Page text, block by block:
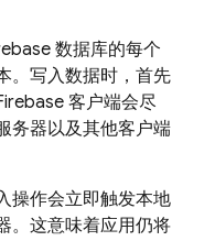
数据库的每个
。写入数据时，首先
客户端会尽
务器以及其他客户端
操作会立即触发本地
。这意味着应用仍将